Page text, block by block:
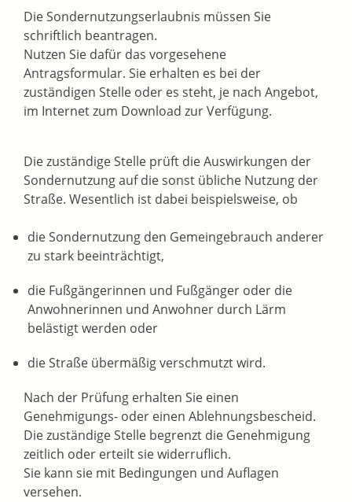
Die Sondernutzungserlaubnis müssen Sie
schriftlich beantragen.
Nutzen Sie dafür das vorgesehene
Antragsformular. Sie erhalten es bei der
zuständigen Stelle oder es steht, je nach Angebot,
im Internet zum Download zur Verfügung.
Die zuständige Stelle prüft die Auswirkungen der
Sondernutzung auf die sonst übliche Nutzung der
Straße. Wesentlich ist dabei beispielsweise, ob
die Sondernutzung den Gemeingebrauch anderer
zu stark beeinträchtigt,
die Fußgängerinnen und Fußgänger oder die
Anwohnerinnen und Anwohner durch Lärm
belästigt werden oder
die Straße übermäßig verschmutzt wird.
Nach der Prüfung erhalten Sie einen
Genehmigungs- oder einen Ablehnungsbescheid.
Die zuständige Stelle begrenzt die Genehmigung
zeitlich oder erteilt sie widerruflich.
Sie kann sie mit Bedingungen und Auflagen
versehen.